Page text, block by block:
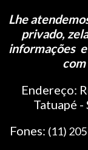
Lhe
privado,
informações
com
Endereço:
Tatuapé -
Fones: (11)